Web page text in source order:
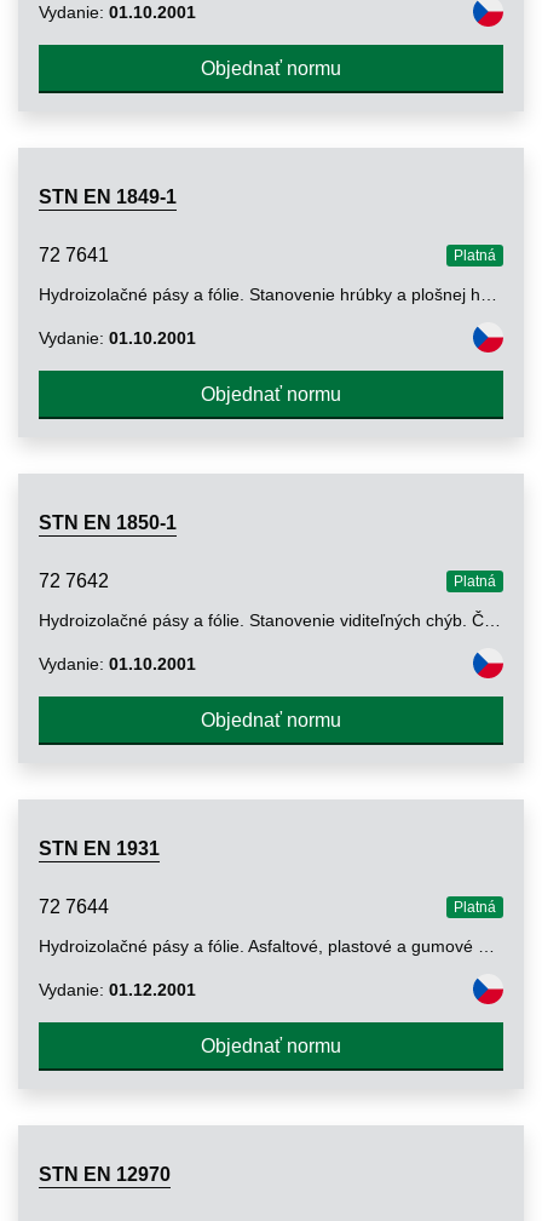
Vydanie: 01.10.2001
Objednať normu
STN EN 1849-1
72 7641 Platná
Vydanie: 01.10.2001
Objednať normu
STN EN 1850-1
72 7642 Platná
Vydanie: 01.10.2001
Objednať normu
STN EN 1931
72 7644 Platná
Vydanie: 01.12.2001
Objednať normu
STN EN 12970